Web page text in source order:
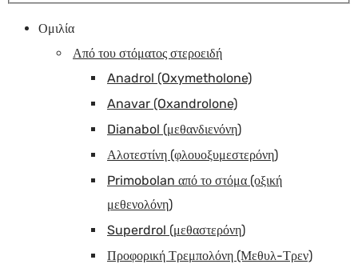
Ομιλία
Από του στόματος στεροειδή
Anadrol (Oxymetholone)
Anavar (Oxandrolone)
Dianabol (μεθανδιενόνη)
Αλοτεστίνη (φλουοξυμεστερόνη)
Primobolan από το στόμα (οξική
μεθενολόνη)
Superdrol (μεθαστερόνη)
Προφορική Τρεμπολόνη (Μεθυλ-Τρεν)